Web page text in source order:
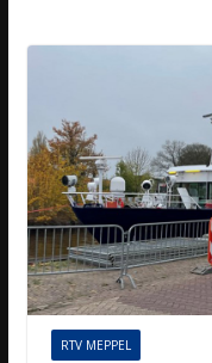
RTV MEPPEL